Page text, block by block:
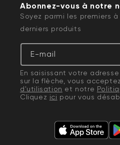
Abonnez-vous à notre
Soyez parmi les premiers
derniers produits
E-mail
En saisissant votre
sur la flèche, vous
d'utilisation et notre
Cliquez ici pour vous